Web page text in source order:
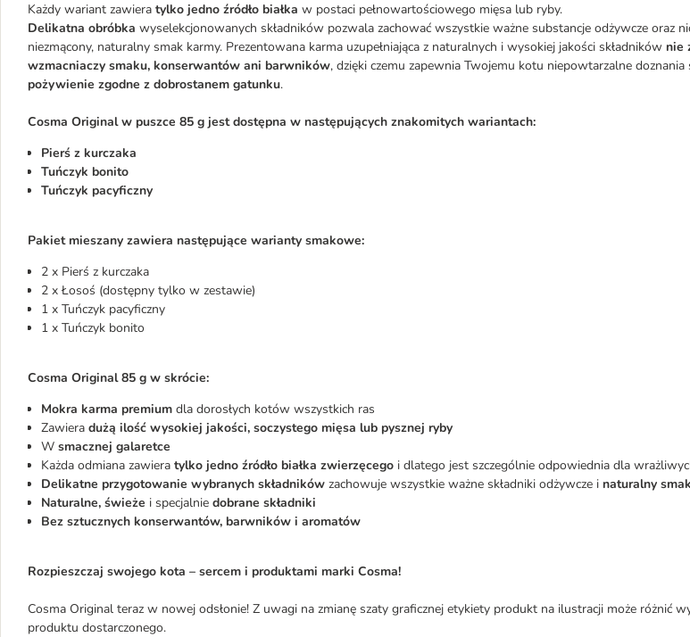
Każdy wariant zawiera tylko jedno źródło białka w postaci pełnowartościowego mięsa lub ryby.
Delikatna obróbka wyselekcjonowanych składników pozwala zachować wszystkie ważne substancje odżywcze oraz
niezmącony, naturalny smak karmy. Prezentowana karma uzupełniająca z naturalnych i wysokiej jakości składników nie
wzmacniaczy smaku, konserwantów ani barwników, dzięki czemu zapewnia Twojemu kotu niepowtarzalne
pożywienie zgodne z dobrostanem gatunku.
Cosma Original w puszce 85 g jest dostępna w następujących znakomitych wariantach:
Pierś z kurczaka
Tuńczyk bonito
Tuńczyk pacyficzny
Pakiet mieszany zawiera następujące warianty smakowe:
2 x Pierś z kurczaka
2 x Łosoś (dostępny tylko w zestawie)
1 x Tuńczyk pacyficzny
1 x Tuńczyk bonito
Cosma Original 85 g w skrócie:
Mokra karma premium dla dorosłych kotów wszystkich ras
Zawiera dużą ilość wysokiej jakości, soczystego mięsa lub pysznej ryby
W smacznej galaretce
Każda odmiana zawiera tylko jedno źródło białka zwierzęcego i dlatego jest szczególnie odpowiednia dla
Delikatne przygotowanie wybranych składników zachowuje wszystkie ważne składniki odżywcze i naturalny smak
Naturalne, świeże i specjalnie dobrane składniki
Bez sztucznych konserwantów, barwników i aromatów
Rozpieszczaj swojego kota – sercem i produktami marki Cosma!
Cosma Original teraz w nowej odsłonie! Z uwagi na zmianę szaty graficznej etykiety produkt na ilustracji może różnić
produktu dostarczonego.